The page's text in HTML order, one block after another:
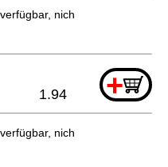
nicht bestellbar
+
1.94
nicht bestellbar